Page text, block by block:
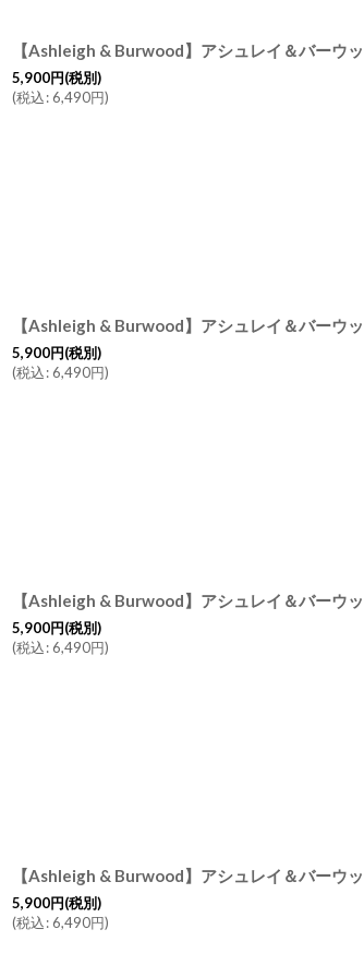
5,900円(税別)
(税込:6,490円)
5,900円(税別)
(税込:6,490円)
5,900円(税別)
(税込:6,490円)
5,900円(税別)
(税込:6,490円)